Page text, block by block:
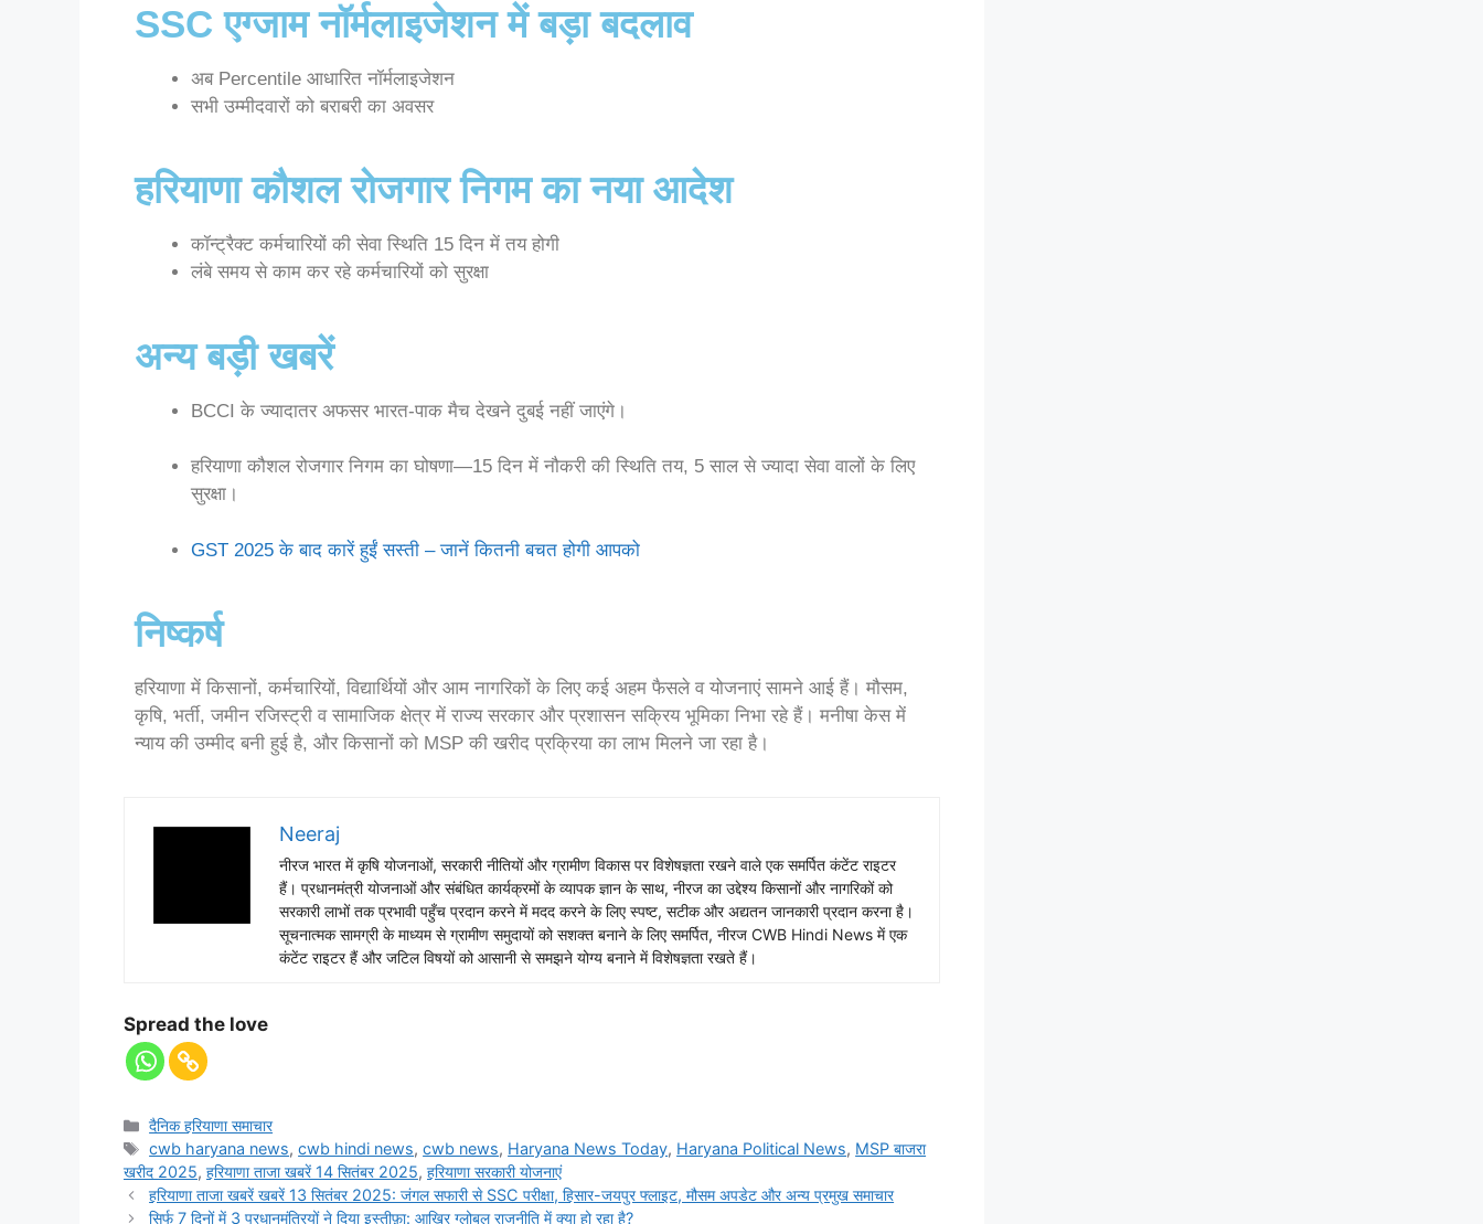
SSC एग्जाम नॉर्मलाइजेशन में बड़ा बदलाव
अब Percentile आधारित नॉर्मलाइजेशन
सभी उम्मीदवारों को बराबरी का अवसर
हरियाणा कौशल रोजगार निगम का नया आदेश
कॉन्ट्रैक्ट कर्मचारियों की सेवा स्थिति 15 दिन में तय होगी
लंबे समय से काम कर रहे कर्मचारियों को सुरक्षा
अन्य बड़ी खबरें
BCCI के ज्यादातर अफसर भारत-पाक मैच देखने दुबई नहीं जाएंगे।
हरियाणा कौशल रोजगार निगम का घोषणा—15 दिन में नौकरी की स्थिति तय, 5 साल से ज्यादा सेवा वालों के लिए
सुरक्षा।
GST 2025 के बाद कारें हुईं सस्ती – जानें कितनी बचत होगी आपको
निष्कर्ष
हरियाणा में किसानों, कर्मचारियों, विद्यार्थियों और आम नागरिकों के लिए कई अहम फैसले व योजनाएं सामने आई हैं। मौसम,
कृषि, भर्ती, जमीन रजिस्ट्री व सामाजिक क्षेत्र में राज्य सरकार और प्रशासन सक्रिय भूमिका निभा रहे हैं। मनीषा केस में
न्याय की उम्मीद बनी हुई है, और किसानों को MSP की खरीद प्रक्रिया का लाभ मिलने जा रहा है।
Neeraj
नीरज भारत में कृषि योजनाओं, सरकारी नीतियों और ग्रामीण विकास पर विशेषज्ञता रखने वाले एक समर्पित कंटेंट राइटर
हैं। प्रधानमंत्री योजनाओं और संबंधित कार्यक्रमों के व्यापक ज्ञान के साथ, नीरज का उद्देश्य किसानों और नागरिकों को
सरकारी लाभों तक प्रभावी पहुँच प्रदान करने में मदद करने के लिए स्पष्ट, सटीक और अद्यतन जानकारी प्रदान करना है।
सूचनात्मक सामग्री के माध्यम से ग्रामीण समुदायों को सशक्त बनाने के लिए समर्पित, नीरज CWB Hindi News में एक
कंटेंट राइटर हैं और जटिल विषयों को आसानी से समझने योग्य बनाने में विशेषज्ञता रखते हैं।
Spread the love
दैनिक हरियाणा समाचार
cwb haryana news,cwb hindi news,cwb news, Haryana News Today, Haryana Political News, MSP बाजरा
खरीद 2025, हरियाणा ताजा खबरें 14 सितंबर 2025, हरियाणा सरकारी योजनाएं
हरियाणा ताजा खबरें खबरें 13 सितंबर 2025: जंगल सफारी से SSC परीक्षा, हिसार-जयपुर फ्लाइट, मौसम अपडेट और अन्य प्रमुख समाचार
सिर्फ 7 दिनों में 3 प्रधानमंत्रियों ने दिया इस्तीफ़ा: आखिर ग्लोबल राजनीति में क्या हो रहा है?